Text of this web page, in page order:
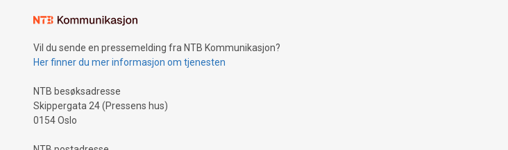
Vil du sende en pressemelding fra NTB Kommunikasjon?
Her finner du mer informasjon om tjenesten
NTB besøksadresse
Skippergata 24 (Pressens hus)
0154 Oslo